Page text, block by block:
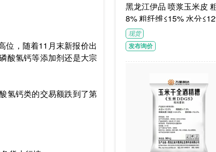
位，随着11月末新报价出
酸氢钙等添加剂还是大宗
氢钙类的交易额跌到了第
黑龙江伊品 喷浆玉米皮 粗蛋白≥1
8% 粗纤维≤15% 水分
G/袋饲料级褐色或浅褐
体
现货
发布询价